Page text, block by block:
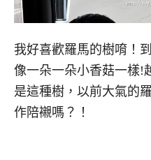
我好喜歡羅馬的樹唷！
像一朵一朵小香菇一樣!
是這種樹，以前大氣的
作陪襯嗎？！